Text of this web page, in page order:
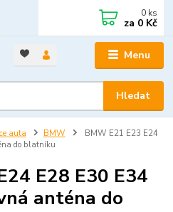
Menu
Hledat
0 ks
za 0 Kč
auta BMW
BMW E21 E23 E24
do blatníku
E28 E30 E34
anténa do